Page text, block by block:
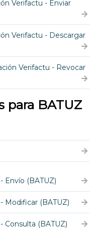
Verifactu - Enviar
Verifactu - Descargar
Verifactu - Revocar
para BATUZ
Envío (BATUZ)
Modificar (BATUZ)
Consulta (BATUZ)